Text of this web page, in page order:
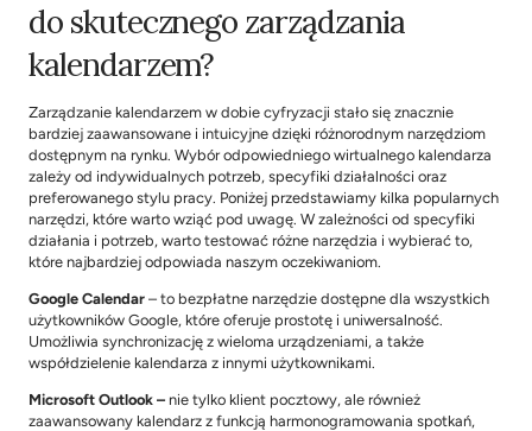
do skutecznego zarządzania
kalendarzem?
Zarządzanie kalendarzem w dobie cyfryzacji stało się znacznie
bardziej zaawansowane i intuicyjne dzięki różnorodnym narzędziom
dostępnym na rynku. Wybór odpowiedniego wirtualnego kalendarza
zależy od indywidualnych potrzeb, specyfiki działalności oraz
preferowanego stylu pracy. Poniżej przedstawiamy kilka popularnych
narzędzi, które warto wziąć pod uwagę. W zależności od specyfiki
działania i potrzeb, warto testować różne narzędzia i wybierać to,
które najbardziej odpowiada naszym oczekiwaniom.
Google Calendar – to bezpłatne narzędzie dostępne dla wszystkich
użytkowników Google, które oferuje prostotę i uniwersalność.
Umożliwia synchronizację z wieloma urządzeniami, a także
współdzielenie kalendarza z innymi użytkownikami.
Microsoft Outlook – nie tylko klient pocztowy, ale również
zaawansowany kalendarz z funkcją harmonogramowania spotkań,